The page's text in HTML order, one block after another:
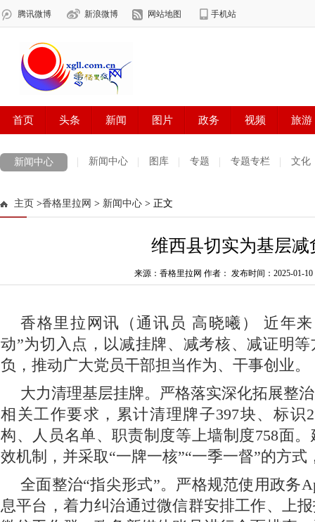
新闻中心 新闻中心 图库 专题 专题专栏 文化
法治迪庆
主页 >香格里拉网 > 新闻中心 > 正文
维西县切实为基层减
来源：香格里拉网 作者： 发布时间：2025-01-10
香格里拉网讯（通讯员 高晓曦） 近年
动”为切入点，以减挂牌、减考核、减证明
负，推动广大党员干部担当作为、干事创业。
大力清理基层挂牌。严格落实深化拓展整
相关工作要求，累计清理牌子397块、标识
构、人员名单、职责制度等上墙制度758面
效机制，并采取“一牌一核”“一季一督”的方式
全面整治“指尖形式”。严格规范使用政务
息平台，着力纠治通过微信群安排工作、上